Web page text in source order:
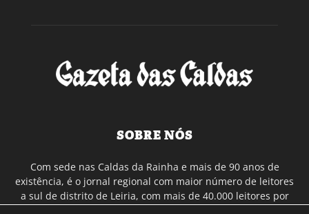
SOBRE NÓS
Com sede nas Caldas da Rainha e mais de 90 anos de
existência, é o jornal regional com maior número de leitores
a sul de distrito de Leiria, com mais de 40.000 leitores por